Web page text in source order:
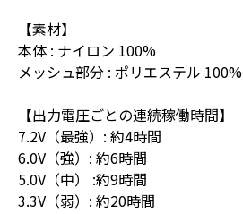
【素材】
本体 : ナイロン 100%
メッシュ部分 : ポリエステル 100%
【出力電圧ごとの連続稼働時間】
7.2V（最強）: 約4時間
6.0V（強）: 約6時間
5.0V（中） :約9時間
3.3V（弱）: 約20時間